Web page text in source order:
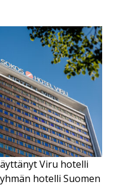
Viru hotelli
hotelli Suomen